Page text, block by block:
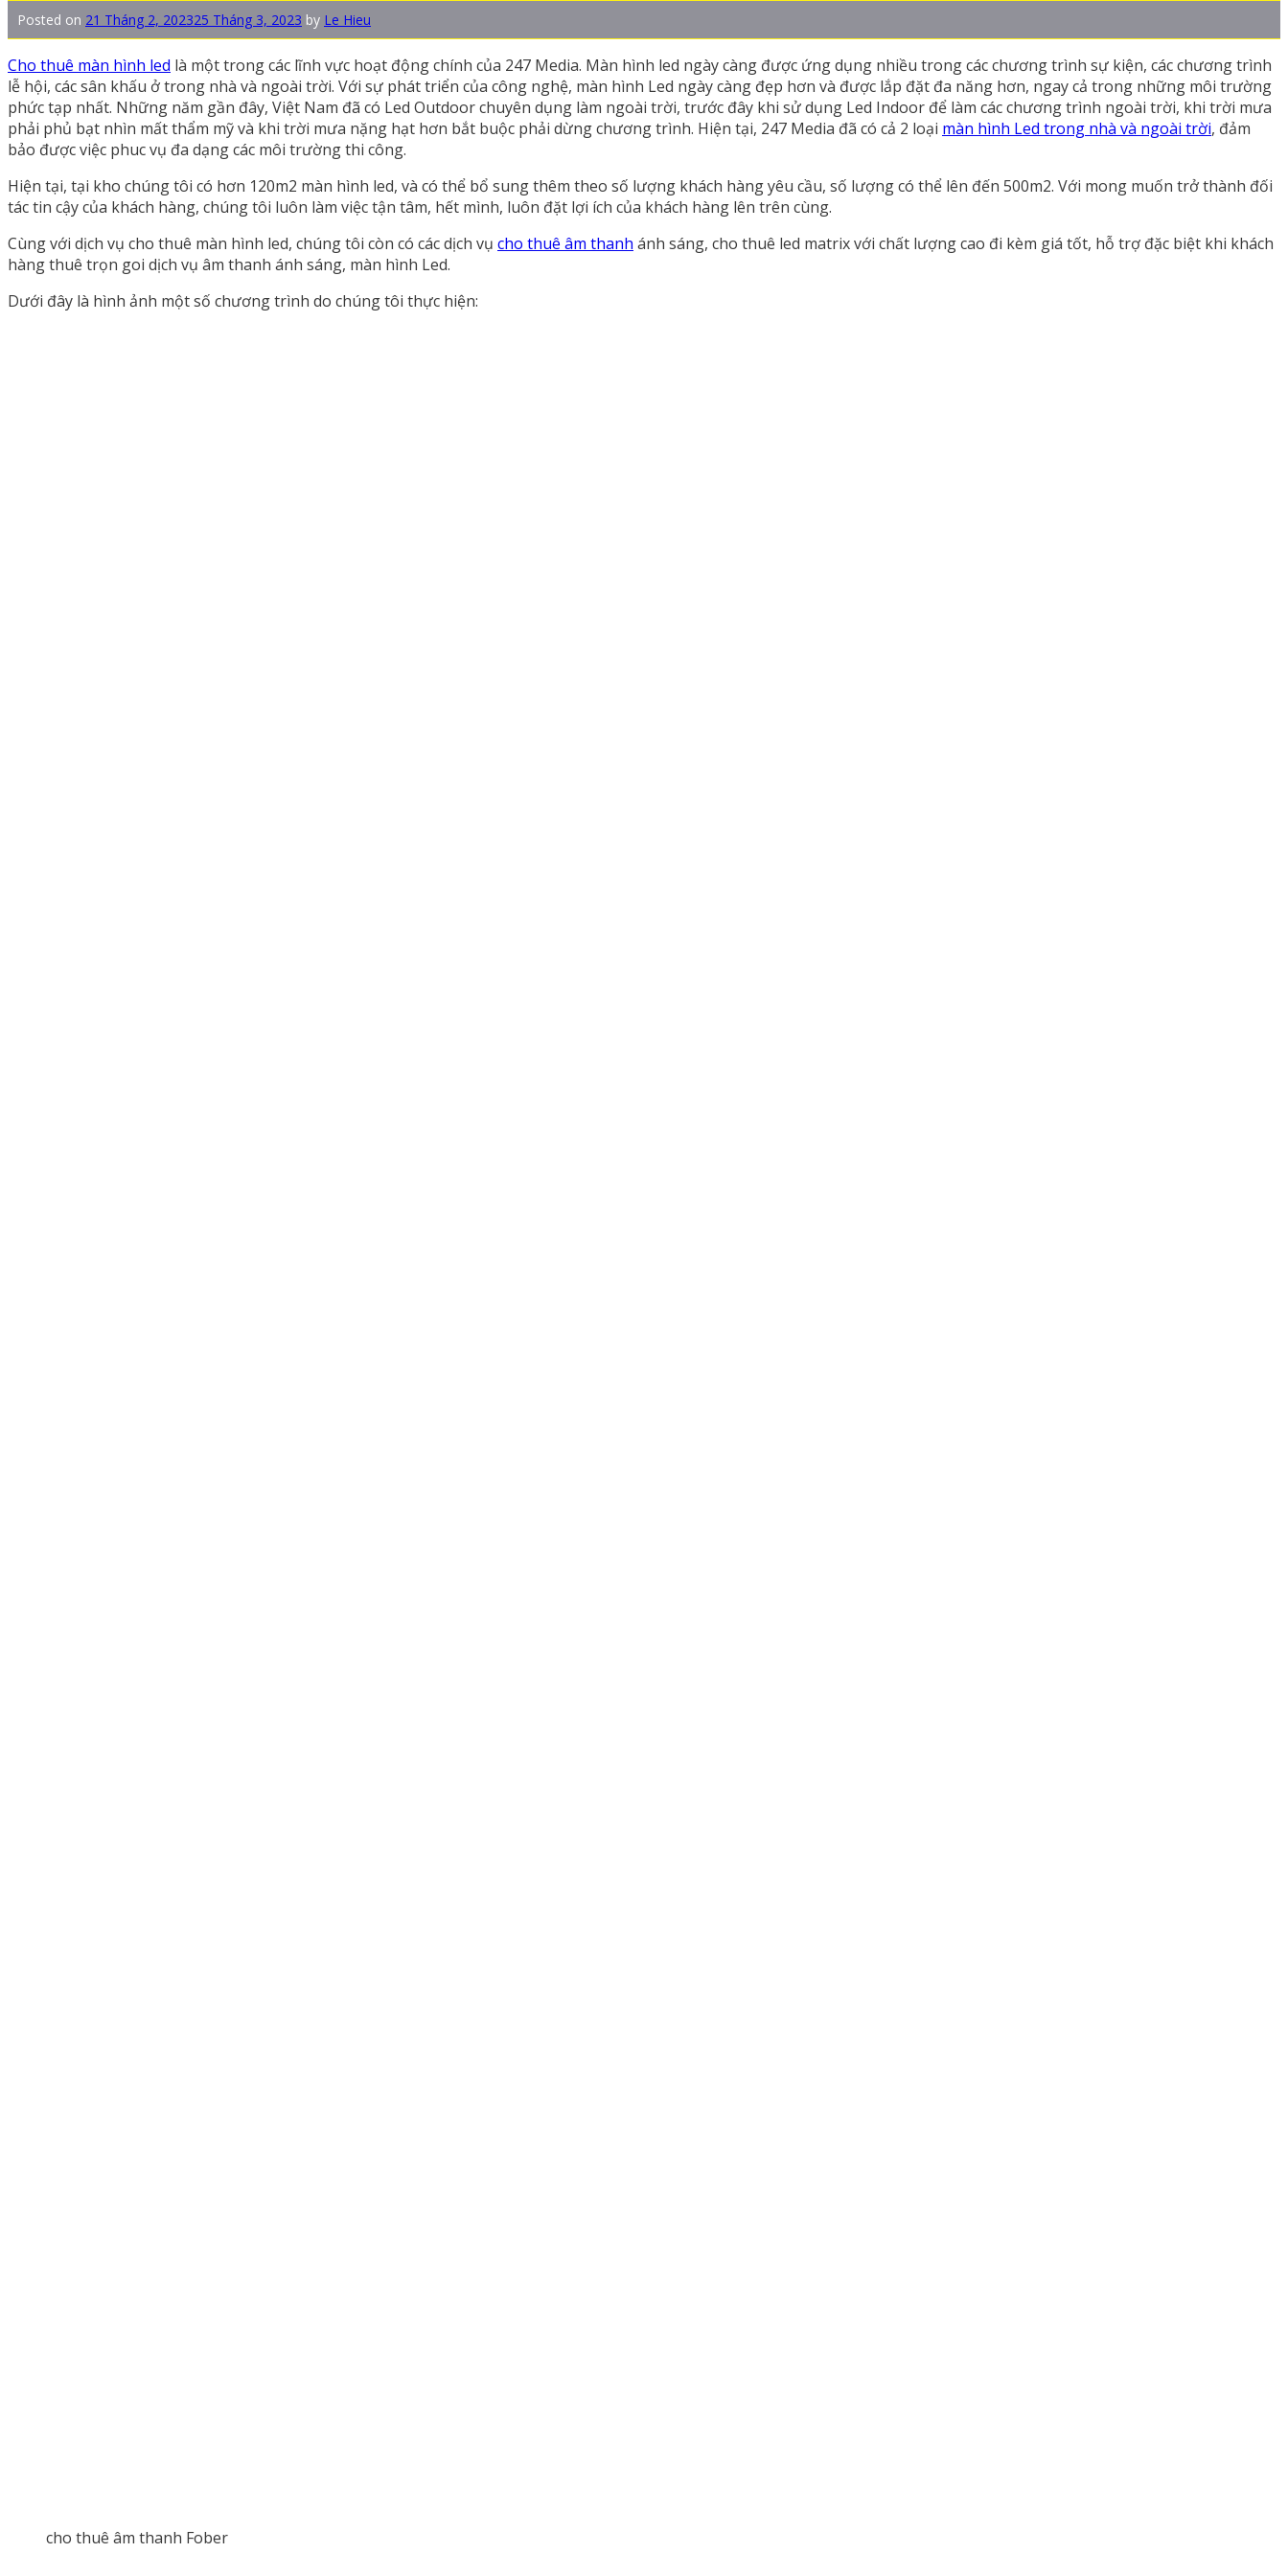
Posted on 21 Tháng 2, 202325 Tháng 3, 2023 by Le Hieu
Cho thuê màn hình led là một trong các lĩnh vực hoạt động chính của 247 Media. Màn hình led ngày càng được ứng dụng nhiều trong các chương trình sự kiện, các chương trình
lễ hội, các sân khấu ở trong nhà và ngoài trời. Với sự phát triển của công nghệ, màn hình Led ngày càng đẹp hơn và được lắp đặt đa năng hơn, ngay cả trong những môi trường
phức tạp nhất. Những năm gần đây, Việt Nam đã có Led Outdoor chuyên dụng làm ngoài trời, trước đây khi sử dụng Led Indoor để làm các chương trình ngoài trời, khi trời mưa
phải phủ bạt nhìn mất thẩm mỹ và khi trời mưa nặng hạt hơn bắt buộc phải dừng chương trình. Hiện tại, 247 Media đã có cả 2 loại màn hình Led trong nhà và ngoài trời, đảm
bảo được việc phuc vụ đa dạng các môi trường thi công.
Hiện tại, tại kho chúng tôi có hơn 120m2 màn hình led, và có thể bổ sung thêm theo số lượng khách hàng yêu cầu, số lượng có thể lên đến 500m2. Với mong muốn trở thành đối
tác tin cậy của khách hàng, chúng tôi luôn làm việc tận tâm, hết mình, luôn đặt lợi ích của khách hàng lên trên cùng.
Cùng với dịch vụ cho thuê màn hình led, chúng tôi còn có các dịch vụ cho thuê âm thanh ánh sáng, cho thuê led matrix với chất lượng cao đi kèm giá tốt, hỗ trợ đặc biệt khi khách
hàng thuê trọn goi dịch vụ âm thanh ánh sáng, màn hình Led.
Dưới đây là hình ảnh một số chương trình do chúng tôi thực hiện:
cho thuê âm thanh Fober